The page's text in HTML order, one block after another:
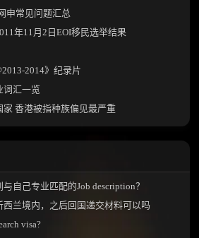
申常见问题汇总
年11月2日EOI移民选举结果
2014》纪录片
词汇一览
家 香港被指种族偏见最严重
自己专业匹配的Job description？
西兰境内，之后回国递交材料可以吗
visa?